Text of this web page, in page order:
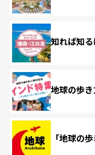
知れば知
地球の歩
「地球の